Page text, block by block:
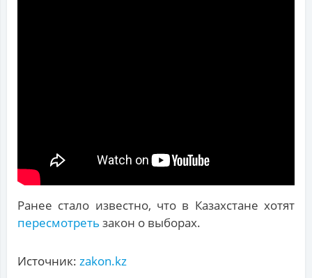
Ранее стало известно, что в Казахстане хотят
пересмотреть закон о выборах.
Источник: zakon.kz